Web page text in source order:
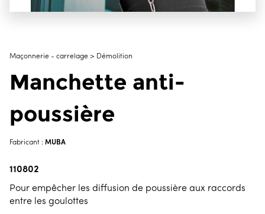
Maçonnerie - carrelage > Démolition
Manchette anti-
poussière
Fabricant : MUBA
110802
Pour empêcher les diffusion de poussière aux raccords
entre les goulottes